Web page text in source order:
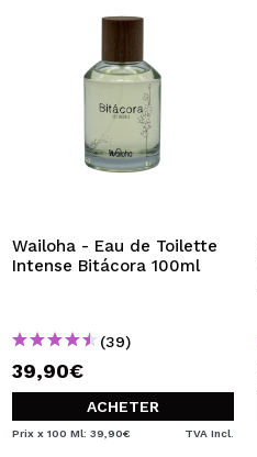
Wailoha - Eau de Toilette
Intense Bitácora 100ml
(39)
39,90€
ACHETER
Prix x 100 Ml: 39,90€ TVA Incl.